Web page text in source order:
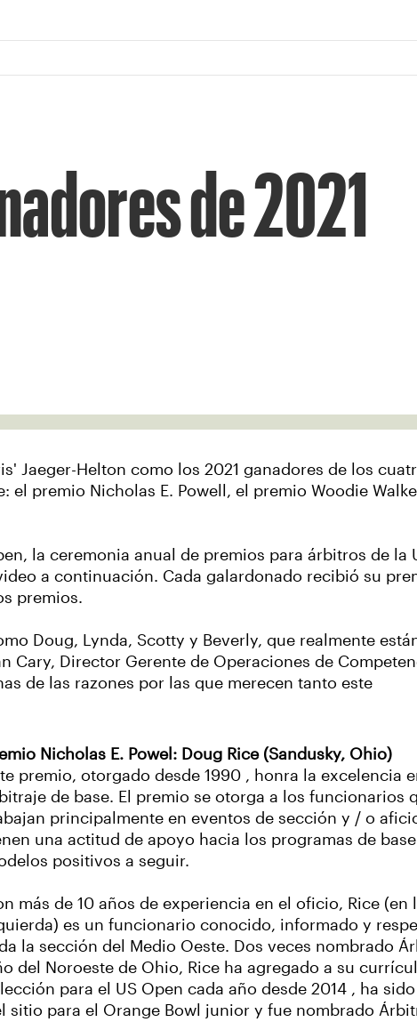
de 2021
Jaeger-Helton como los 2021 ganadores de los
premio Nicholas E. Powell, el premio Woodie
la ceremonia anual de premios para árbitros de la
a continuación. Cada galardonado recibió su
premios.
Doug, Lynda, Scotty y Beverly, que realmente
Cary, Director Gerente de Operaciones de
de las razones por las que merecen tanto este
Nicholas E. Powel: Doug Rice (Sandusky, Ohio)
premio, otorgado desde 1990 , honra la excelencia
de base. El premio se otorga a los funcionarios
principalmente en eventos de sección y / o
una actitud de apoyo hacia los programas de
positivos a seguir.
más de 10 años de experiencia en el oficio, Rice (en
es un funcionario conocido, informado y
la sección del Medio Oeste. Dos veces nombrado
del Noroeste de Ohio, Rice ha agregado a su
para el US Open cada año desde 2014 , ha
sitio para el Orange Bowl junior y fue nombrado